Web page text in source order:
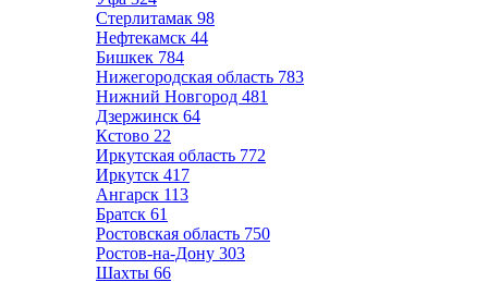
Стерлитамак 98
Нефтекамск 44
Бишкек 784
Нижегородская область 783
Нижний Новгород 481
Дзержинск 64
Кстово 22
Иркутская область 772
Иркутск 417
Ангарск 113
Братск 61
Ростовская область 750
Ростов-на-Дону 303
Шахты 66